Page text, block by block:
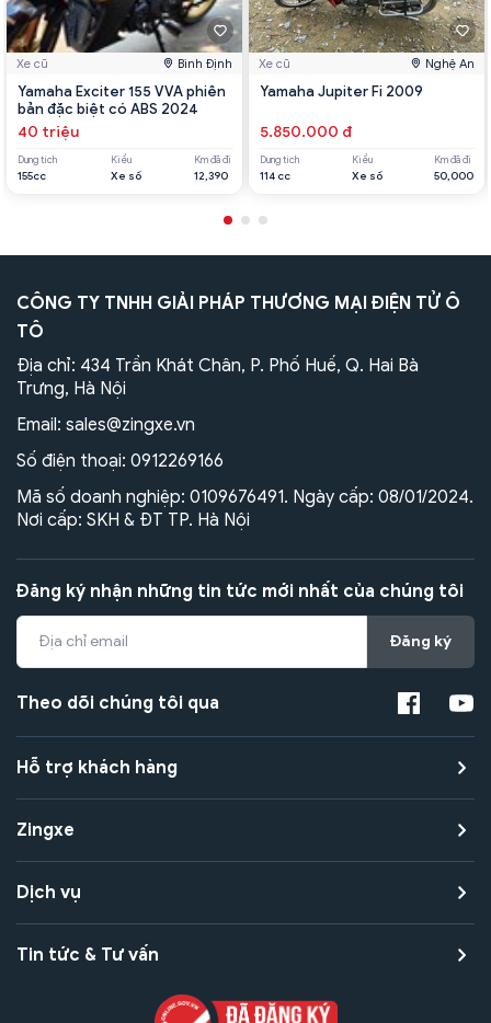
Xe cũ Bình Định
Yamaha Exciter 155 VVA phiên
bản đặc biệt có ABS 2024
40 triệu
Dung tích
155cc
Kiểu
Xe số
Km đã đi
12,390
Xe cũ Nghệ An
Yamaha Jupiter Fi 2009
5.850.000 đ
Dung tích
114 cc
Kiểu
Xe số
Km đã đi
50,000
CÔNG TY TNHH GIẢI PHÁP THƯƠNG MẠI ĐIỆN TỬ Ô
TÔ
Địa chỉ: 434 Trần Khát Chân, P. Phố Huế, Q. Hai Bà
Trưng, Hà Nội
Email: sales@zingxe.vn
Số điện thoại: 0912269166
Mã số doanh nghiệp: 0109676491. Ngày cấp: 08/01/2024.
Nơi cấp: SKH & ĐT TP. Hà Nội
Đăng ký nhận những tin tức mới nhất của chúng tôi
Đăng ký
Theo dõi chúng tôi qua
Hỗ trợ khách hàng
Zingxe
Dịch vụ
Tin tức & Tư vấn